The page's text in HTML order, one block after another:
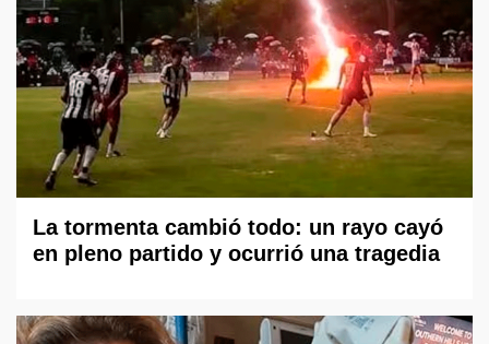
La tormenta cambió todo: un rayo cayó
en pleno partido y ocurrió una tragedia